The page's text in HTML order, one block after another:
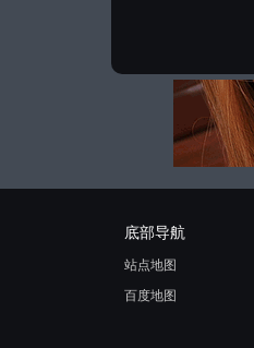
底部导航
站点地图
百度地图